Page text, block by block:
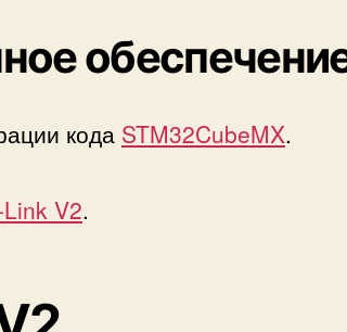
кода STM32CubeMX.
V2.